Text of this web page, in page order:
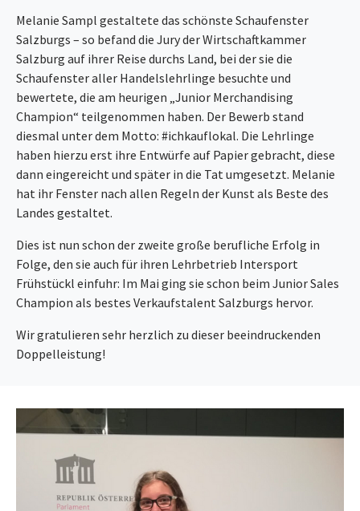
Melanie Sampl gestaltete das schönste Schaufenster
Salzburgs – so befand die Jury der Wirtschaftkammer
Salzburg auf ihrer Reise durchs Land, bei der sie die
Schaufenster aller Handelslehrlinge besuchte und
bewertete, die am heurigen „Junior Merchandising
Champion“ teilgenommen haben. Der Bewerb stand
diesmal unter dem Motto: #ichkauflokal. Die Lehrlinge
haben hierzu erst ihre Entwürfe auf Papier gebracht, diese
dann eingereicht und später in die Tat umgesetzt. Melanie
hat ihr Fenster nach allen Regeln der Kunst als Beste des
Landes gestaltet.
Dies ist nun schon der zweite große berufliche Erfolg in
Folge, den sie auch für ihren Lehrbetrieb Intersport
Frühstückl einfuhr: Im Mai ging sie schon beim Junior Sales
Champion als bestes Verkaufstalent Salzburgs hervor.
Wir gratulieren sehr herzlich zu dieser beeindruckenden
Doppelleistung!
Show larger version